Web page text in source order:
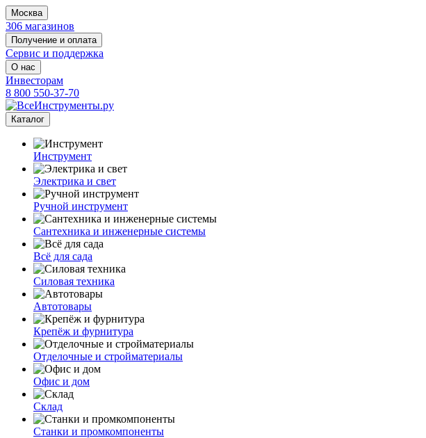
Москва
306 магазинов
Получение и оплата
Сервис и поддержка
О нас
Инвесторам
8 800 550-37-70
Каталог
Инструмент
Электрика и свет
Ручной инструмент
Сантехника и инженерные системы
Всё для сада
Силовая техника
Автотовары
Крепёж и фурнитура
Отделочные и стройматериалы
Офис и дом
Склад
Станки и промкомпоненты